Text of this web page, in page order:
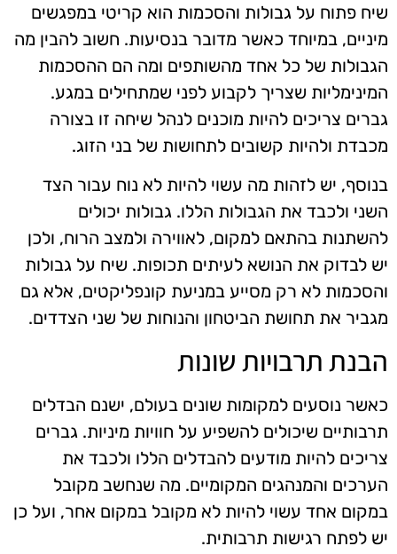
שיח פתוח על גבולות והסכמות הוא קריטי במפגשים
מיניים, במיוחד כאשר מדובר בנסיעות. חשוב להבין מה
הגבולות של כל אחד מהשותפים ומה הם ההסכמות
המינימליות שצריך לקבוע לפני שמתחילים במגע.
גברים צריכים להיות מוכנים לנהל שיחה זו בצורה
מכבדת ולהיות קשובים לתחושות של בני הזוג.
בנוסף, יש לזהות מה עשוי להיות לא נוח עבור הצד
השני ולכבד את הגבולות הללו. גבולות יכולים
להשתנות בהתאם למקום, לאווירה ולמצב הרוח, ולכן
יש לבדוק את הנושא לעיתים תכופות. שיח על גבולות
והסכמות לא רק מסייע במניעת קונפליקטים, אלא גם
מגביר את תחושת הביטחון והנוחות של שני הצדדים.
הבנת תרבויות שונות
כאשר נוסעים למקומות שונים בעולם, ישנם הבדלים
תרבותיים שיכולים להשפיע על חוויות מיניות. גברים
צריכים להיות מודעים להבדלים הללו ולכבד את
הערכים והמנהגים המקומיים. מה שנחשב מקובל
במקום אחד עשוי להיות לא מקובל במקום אחר, ועל כן
יש לפתח רגישות תרבותית.